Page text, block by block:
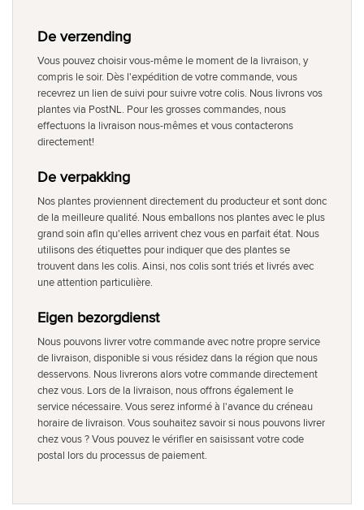
De verzending
Vous pouvez choisir vous-même le moment de la livraison, y
compris le soir. Dès l'expédition de votre commande, vous
recevrez un lien de suivi pour suivre votre colis. Nous livrons vos
plantes via PostNL. Pour les grosses commandes, nous
effectuons la livraison nous-mêmes et vous contacterons
directement!
De verpakking
Nos plantes proviennent directement du producteur et sont donc
de la meilleure qualité. Nous emballons nos plantes avec le plus
grand soin afin qu'elles arrivent chez vous en parfait état. Nous
utilisons des étiquettes pour indiquer que des plantes se
trouvent dans les colis. Ainsi, nos colis sont triés et livrés avec
une attention particulière.
Eigen bezorgdienst
Nous pouvons livrer votre commande avec notre propre service
de livraison, disponible si vous résidez dans la région que nous
desservons. Nous livrerons alors votre commande directement
chez vous. Lors de la livraison, nous offrons également le
service nécessaire. Vous serez informé à l'avance du créneau
horaire de livraison. Vous souhaitez savoir si nous pouvons livrer
chez vous ? Vous pouvez le vérifier en saisissant votre code
postal lors du processus de paiement.